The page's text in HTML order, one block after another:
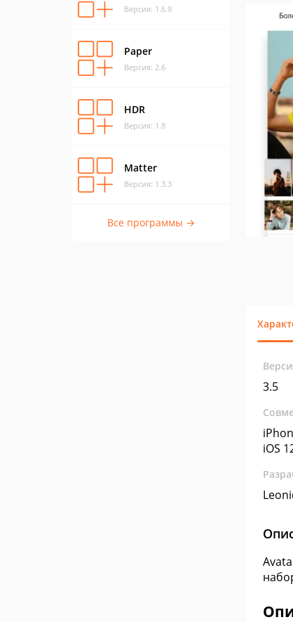
Версия: 1.6.9
Paper
Версия: 2.6
HDR
Версия: 1.8
Matter
Версия: 1.3.3
Все программы →
3.5
iOS